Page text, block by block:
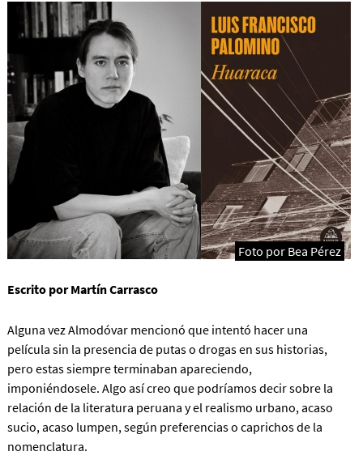
Foto por Bea Pérez
Escrito por Martín Carrasco
Alguna vez Almodóvar mencionó que intentó hacer una
película sin la presencia de putas o drogas en sus historias,
pero estas siempre terminaban apareciendo,
imponiéndosele. Algo así creo que podríamos decir sobre la
relación de la literatura peruana y el realismo urbano, acaso
sucio, acaso lumpen, según preferencias o caprichos de la
nomenclatura.